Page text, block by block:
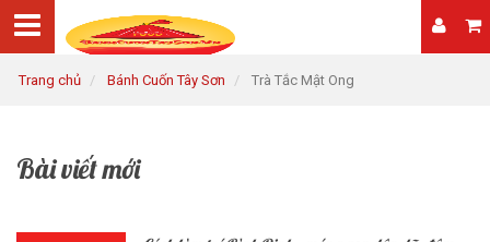
Trang chủ Bánh Cuốn Tây Sơn Trà Tắc Mật Ong
Bài viết mới